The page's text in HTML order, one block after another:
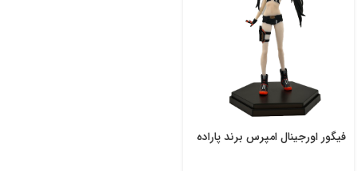
فیگور اورجینال امپرس برند پاراده